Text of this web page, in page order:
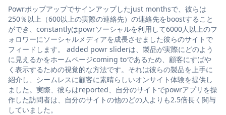
Powrポップアップでサインアップしたjust monthsで、彼らは
250％以上（600以上の実際の連絡先）の連絡先をboostすること
ができ、constantlyはpowrソーシャルを利用して6000人以上のフ
ォロワーにソーシャルメディアを成長させました彼らのサイトで
フィードします。 added powr sliderは、製品が実際にどのよう
に見えるかをホームページcoming toであるため、顧客にすばや
く表示するための視覚的な方法です。それは彼らの製品を上手に
紹介し、シームレスに顧客に素晴らしいオンサイト体験を提供し
ました。実際、彼らはreported、自分のサイトでpowrアプリを操
作した訪問者は、自分のサイトの他のどの人よりも2.5倍長く関与
していました。